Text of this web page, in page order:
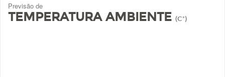
Previsão de
TEMPERATURA AMBIENTE (Cº)